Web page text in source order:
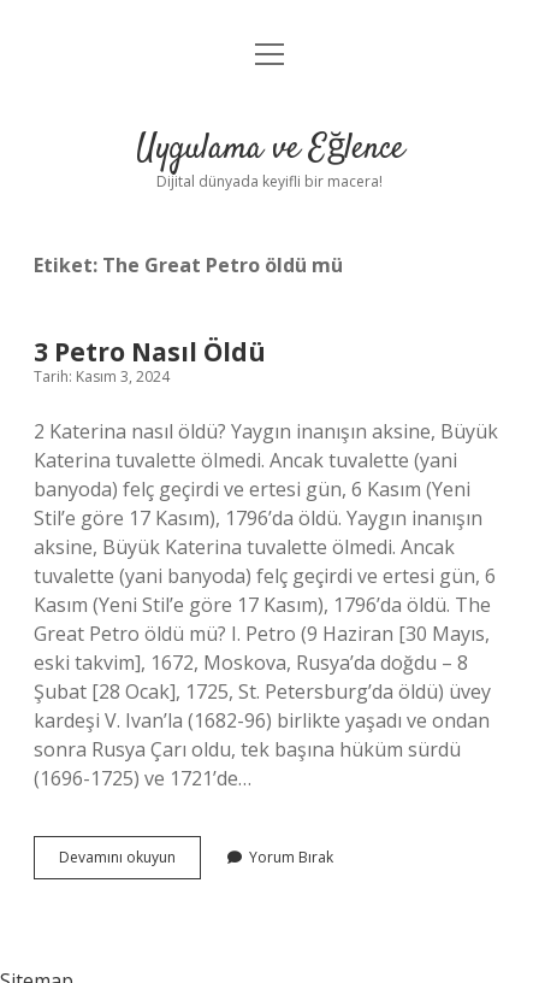
Anasayfa
Yasal Uyarı
menüyü
Uygulama ve Eğlence
Dijital dünyada keyifli bir macera!
Etiket: The Great Petro öldü mü
3 Petro Nasıl Öldü
Tarih: Kasım 3, 2024
2 Katerina nasıl öldü? Yaygın inanışın aksine, Büyük
Katerina tuvalette ölmedi. Ancak tuvalette (yani
banyoda) felç geçirdi ve ertesi gün, 6 Kasım (Yeni
Stil’e göre 17 Kasım), 1796’da öldü. Yaygın inanışın
aksine, Büyük Katerina tuvalette ölmedi. Ancak
tuvalette (yani banyoda) felç geçirdi ve ertesi gün, 6
Kasım (Yeni Stil’e göre 17 Kasım), 1796’da öldü. The
Great Petro öldü mü? I. Petro (9 Haziran [30 Mayıs,
eski takvim], 1672, Moskova, Rusya’da doğdu – 8
Şubat [28 Ocak], 1725, St. Petersburg’da öldü) üvey
kardeşi V. Ivan’la (1682-96) birlikte yaşadı ve ondan
sonra Rusya Çarı oldu, tek başına hüküm sürdü
(1696-1725) ve 1721’de…
Devamını okuyun
Petro
Yorum Bırak